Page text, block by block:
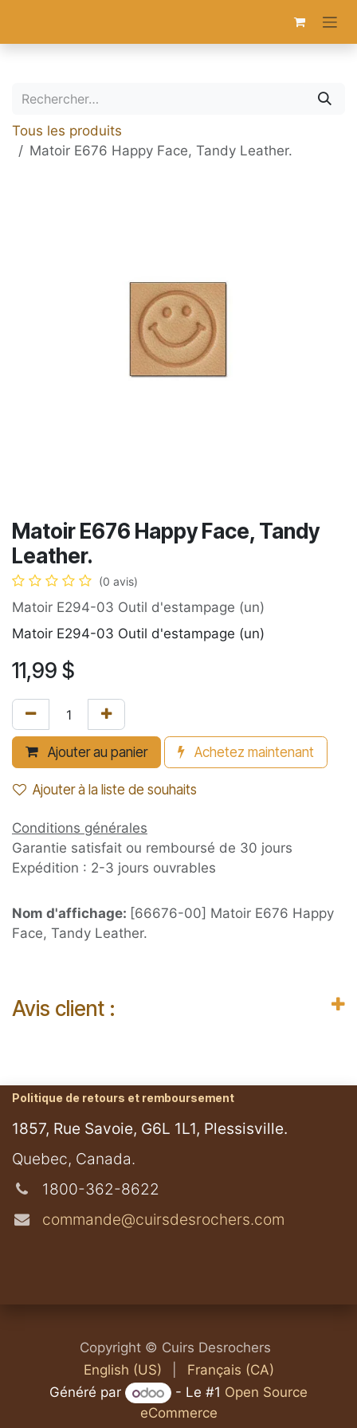
Tous les produits
Matoir E676 Happy Face, Tandy Leather.
Matoir E676 Happy Face, Tandy
Leather.
(0 avis)
Matoir E294-03 Outil d'estampage (un)
Matoir E294-03 Outil d'estampage (un)
11,99 $
Ajouter au panier Achetez maintenant
Ajouter à la liste de souhaits
Conditions générales
Garantie satisfait ou remboursé de 30 jours
Expédition : 2-3 jours ouvrables
Nom d'affichage: [66676-00] Matoir E676 Happy
Face, Tandy Leather.
Avis client :
Politique de retours et remboursement
1857, Rue Savoie, G6L 1L1, Plessisville.
​Quebec, Canada.
1800-362-8622
commande@cuirsdesrochers.com
Copyright © Cuirs Desrochers
English (US)
Français (CA)
Généré par
- Le #1 Open Source
eCommerce